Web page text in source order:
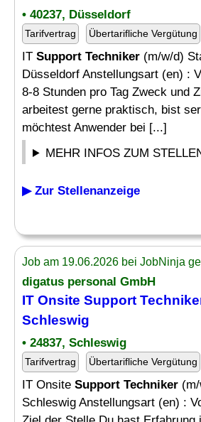
• 40237, Düsseldorf
Tarifvertrag Übertarifliche Vergütung
IT Support Techniker (m/w/d)
Düsseldorf Anstellungsart (en) :
8-8 Stunden pro Tag Zweck und
arbeitest gerne praktisch, bist
möchtest Anwender bei [...]
MEHR INFOS ZUM
▶ Zur Stellenanzeige
Job am 19.06.2026 bei JobNinja
digatus personal GmbH
IT Onsite Support
Schleswig
• 24837, Schleswig
Tarifvertrag Übertarifliche Vergütung
IT Onsite Support Techniker
Schleswig Anstellungsart (en) :